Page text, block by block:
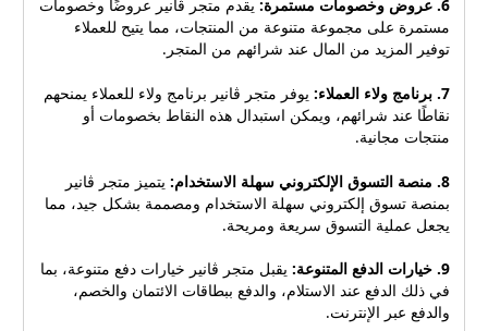
يقدم متجر ڤانير عروضًا وخصومات
مستمرة على مجموعة متنوعة من المنتجات، مما يتيح للعملاء
توفير المزيد من المال عند شرائهم من المتجر.
يوفر متجر ڤانير برنامج ولاء للعملاء يمنحهم
نقاطًا عند شرائهم، ويمكن استبدال هذه النقاط بخصومات أو
منتجات مجانية.
يتميز متجر ڤانير
بمنصة تسوق إلكتروني سهلة الاستخدام ومصممة بشكل جيد، مما
يجعل عملية التسوق سريعة ومريحة.
يقبل متجر ڤانير خيارات دفع متنوعة، بما
في ذلك الدفع عند الاستلام، والدفع ببطاقات الائتمان والخصم،
والدفع عبر الإنترنت.